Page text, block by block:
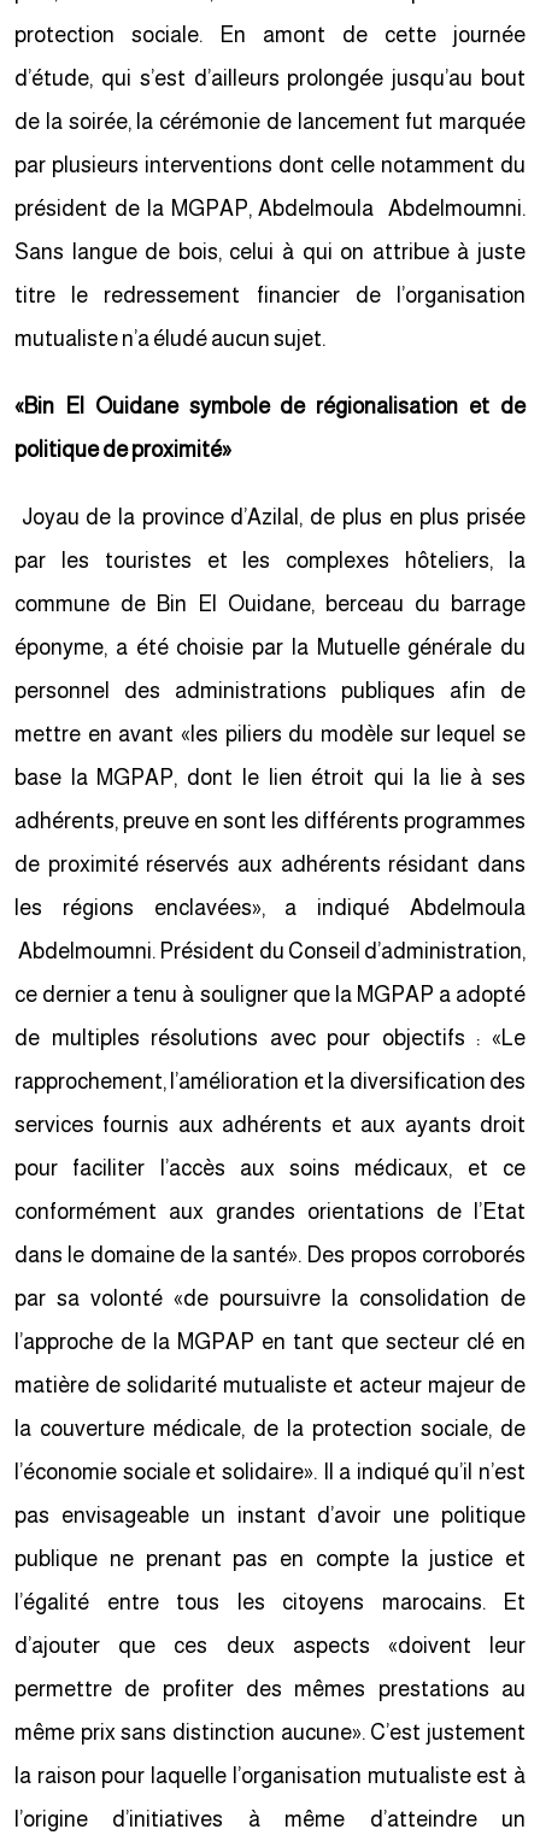
protection sociale. En amont de cette journée
d’étude, qui s’est d’ailleurs prolongée jusqu’au bout
de la soirée, la cérémonie de lancement fut marquée
par plusieurs interventions dont celle notamment du
président de la MGPAP, Abdelmoula Abdelmoumni.
Sans langue de bois, celui à qui on attribue à juste
titre le redressement financier de l’organisation
mutualiste n’a éludé aucun sujet.
«Bin El Ouidane symbole de régionalisation et de
politique de proximité»
Joyau de la province d’Azilal, de plus en plus prisée
par les touristes et les complexes hôteliers, la
commune de Bin El Ouidane, berceau du barrage
éponyme, a été choisie par la Mutuelle générale du
personnel des administrations publiques afin de
mettre en avant «les piliers du modèle sur lequel se
base la MGPAP, dont le lien étroit qui la lie à ses
adhérents, preuve en sont les différents programmes
de proximité réservés aux adhérents résidant dans
les régions enclavées», a indiqué Abdelmoula
Abdelmoumni. Président du Conseil d’administration,
ce dernier a tenu à souligner que la MGPAP a adopté
de multiples résolutions avec pour objectifs : «Le
rapprochement, l’amélioration et la diversification des
services fournis aux adhérents et aux ayants droit
pour faciliter l’accès aux soins médicaux, et ce
conformément aux grandes orientations de l’Etat
dans le domaine de la santé». Des propos corroborés
par sa volonté «de poursuivre la consolidation de
l’approche de la MGPAP en tant que secteur clé en
matière de solidarité mutualiste et acteur majeur de
la couverture médicale, de la protection sociale, de
l’économie sociale et solidaire». Il a indiqué qu’il n’est
pas envisageable un instant d’avoir une politique
publique ne prenant pas en compte la justice et
l’égalité entre tous les citoyens marocains. Et
d’ajouter que ces deux aspects «doivent leur
permettre de profiter des mêmes prestations au
même prix sans distinction aucune». C’est justement
la raison pour laquelle l’organisation mutualiste est à
l’origine d’initiatives à même d’atteindre un